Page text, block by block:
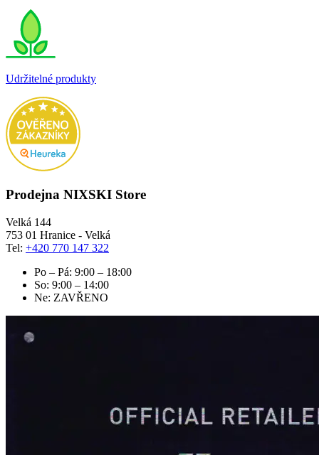
Udržitelné produkty
Prodejna NIXSKI Store
Velká 144
753 01 Hranice - Velká
Tel: +420 770 147 322
Po – Pá: 9:00 – 18:00
So: 9:00 – 14:00
Ne: ZAVŘENO